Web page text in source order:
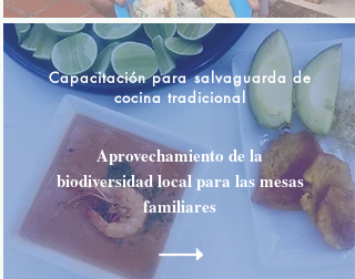
Capacitación para salvaguarda de
cocina tradicional
Aprovechamiento de la
biodiversidad local para las mesas
familiares